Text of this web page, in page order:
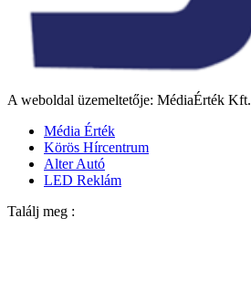
A weboldal üzemeltetője: MédiaÉrték Kft.
Média Érték
Körös Hírcentrum
Alter Autó
LED Reklám
Találj meg :